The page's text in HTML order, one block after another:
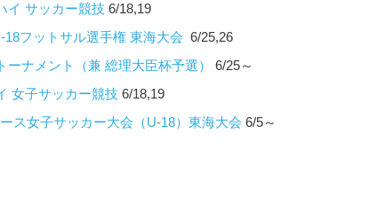
イ サッカー競技 6/18,19
18フットサル選手権 東海大会 6/25,26
ーナメント（兼 総理大臣杯予選）
6/25～
女子サッカー競技 6/18,19
ス女子サッカー大会（U-18）東海大会 6/5～